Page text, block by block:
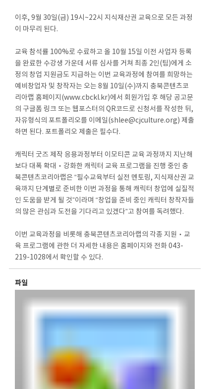
이후, 9월 30일(금) 19시~22시 지식재산권 교육으로 모든 과정
이 마무리 된다.
교육 참석률 100%로 수료하고 올 10월 15일 이전 사업자 등록
을 완료한 수강생 가운데 서류 심사를 거쳐 최종 2인(팀)에게 소
정의 창업 지원금도 지급하는 이번 교육과정에 참여를 희망하는
예비창업자 및 창작자는 오는 8월 10일(수)까지 충북콘텐츠코
리아랩 홈페이지(www.cbckl.kr)에서 회원가입 후 해당 공고문
의 구글폼 링크 또는 웹포스터의 QR코드로 신청서를 작성한 뒤,
자유형식의 포트폴리오를 이메일(shlee@cjculture.org) 제출
하면 된다. 포트폴리오 제출은 필수다.
캐릭터 굿즈 제작 응용과정부터 이모티콘 교육 과정까지 지난해
보다 대폭 확대‧강화한 캐릭터 교육 프로그램을 진행 중인 충
북콘텐츠코리아랩은 “필수교육부터 실전 멘토링, 지식재산권 교
육까지 단계별로 준비한 이번 과정을 통해 캐릭터 창업에 실질적
인 도움을 받게 될 것”이라며 “창업을 준비 중인 캐릭터 창작자들
의 많은 관심과 도전을 기다리고 있겠다”고 참여를 독려했다.
이번 교육과정을 비롯해 충북콘텐츠코리아랩의 각종 지원‧교
육 프로그램에 관한 더 자세한 내용은 홈페이지와 전화 043-
219-1028에서 확인할 수 있다.
파일